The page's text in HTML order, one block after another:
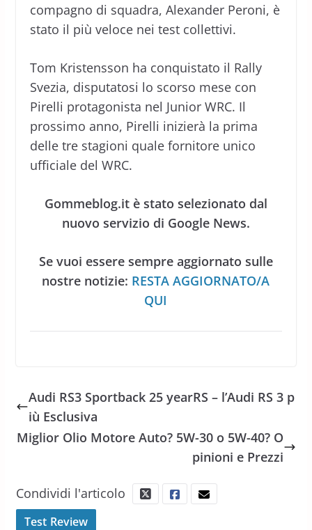
compagno di squadra, Alexander Peroni, è
stato il più veloce nei test collettivi.
Tom Kristensson ha conquistato il Rally
Svezia, disputatosi lo scorso mese con
Pirelli protagonista nel Junior WRC. Il
prossimo anno, Pirelli inizierà la prima
delle tre stagioni quale fornitore unico
ufficiale del WRC.
Gommeblog.it è stato selezionato dal
nuovo servizio di Google News.
Se vuoi essere sempre aggiornato sulle
nostre notizie: RESTA AGGIORNATO/A
QUI
Audi RS3 Sportback 25 yearRS – l’Audi RS 3 p
iù Esclusiva
Miglior Olio Motore Auto? 5W-30 o 5W-40? O
pinioni e Prezzi
Condividi l'articolo
Test Review